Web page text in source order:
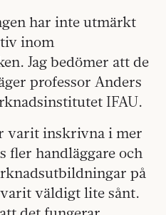
har inte utmärkt
inom
Jag bedömer att de
professor Anders
IFAU.
varit inskrivna i mer
fler handläggare och
på
väldigt lite sånt.